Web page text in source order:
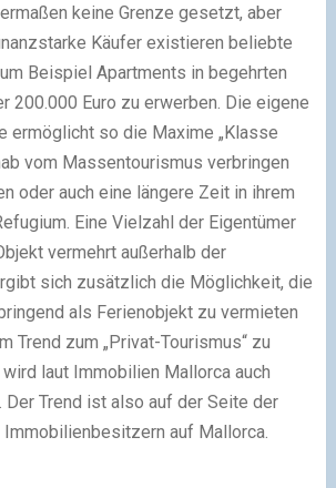
keine Grenze gesetzt, aber
Käufer existieren beliebte
Beispiel Apartments in begehrten
200.000 Euro zu erwerben. Die eigene
ermöglicht so die Maxime „Klasse
vom Massentourismus verbringen
oder auch eine längere Zeit in ihrem
Eine Vielzahl der Eigentümer
vermehrt außerhalb der
sich zusätzlich die Möglichkeit, die
als Ferienobjekt zu vermieten
Trend zum „Privat-Tourismus“ zu
laut Immobilien Mallorca auch
Der Trend ist also auf der Seite der
auf Mallorca.